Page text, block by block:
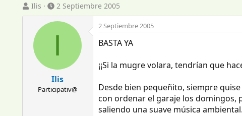
I
n
a
Ilis
F
e
c
h
d
i
n
i
2 Septiembre 2005
I
Ilis
Participativ@
2 Septiembre 2005
BASTA YA
¡¡Si la mugre volara, tendrían que
Desde bien pequeñito, siempre
con ordenar el garaje los domingos,
saliendo una suave música